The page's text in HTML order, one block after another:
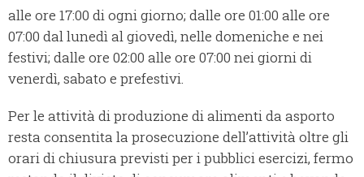
alle ore 17:00 di ogni giorno; dalle ore 01:00 alle ore
07:00 dal lunedì al giovedì, nelle domeniche e nei
festivi; dalle ore 02:00 alle ore 07:00 nei giorni di
venerdì, sabato e prefestivi.
Per le attività di produzione di alimenti da asporto
resta consentita la prosecuzione dell’attività oltre gli
orari di chiusura previsti per i pubblici esercizi, fermo